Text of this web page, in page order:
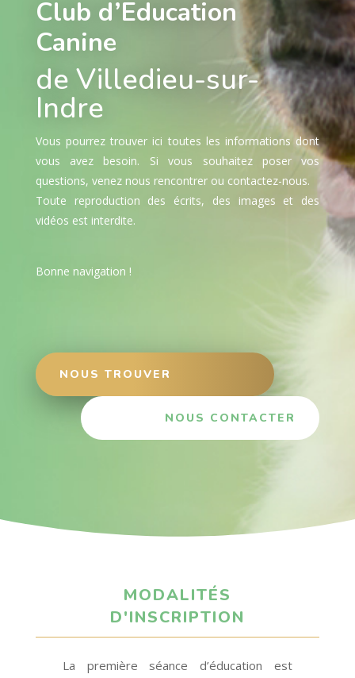
Club d’Education
Canine
de Villedieu-sur-
Indre
Vous pourrez trouver ici toutes les informations dont
vous avez besoin. Si vous souhaitez poser vos
questions, venez nous rencontrer ou contactez-nous.
Toute reproduction des écrits, des images et des
vidéos est interdite.
Bonne navigation !
NOUS TROUVER
NOUS CONTACTER
MODALITÉS
D'INSCRIPTION
La première séance d’éducation est